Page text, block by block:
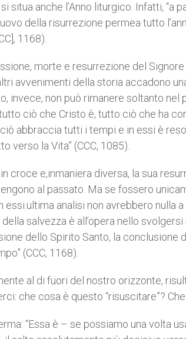
situa anche l’Anno liturgico. Infatti, “a
della risurrezione permea tutto
1168).
morte e resurrezione del Signore
avvenimenti della storia accadono
invece, non può rimanere soltanto nel
ciò che Cristo è, tutto ciò che ha
abbraccia tutti i tempi e in essi è
verso la Vita” (CCC, 1085).
croce e,inmaniera diversa, la sua
al passato. Ma se fossero
analisi non avrebbero nulla
salvezza è all’opera nello
dello Spirito Santo, la conclusione
(CCC, 1168).
al di fuori del nostro orizzonte,
che cosa è questo “risuscitare”?
“Essa è – se possiamo una volta